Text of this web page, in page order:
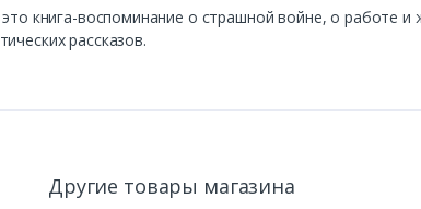
книга-воспоминание о страшной войне, о работе
рассказов.
Другие товары магазина